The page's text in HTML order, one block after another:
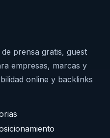
prensa gratis, guest
empresas, marcas y
online y backlinks